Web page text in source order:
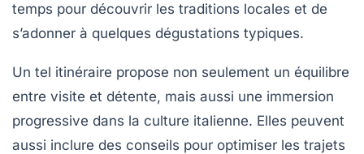
temps pour découvrir les traditions locales et de
s’adonner à quelques dégustations typiques.
Un tel itinéraire propose non seulement un équilibre
entre visite et détente, mais aussi une immersion
progressive dans la culture italienne. Elles peuvent
aussi inclure des conseils pour optimiser les trajets